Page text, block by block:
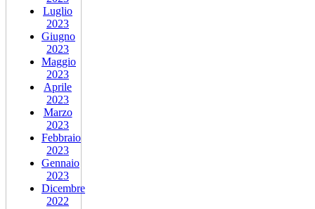
Luglio
2023
Giugno
2023
Maggio
2023
Aprile
2023
Marzo
2023
Febbraio
2023
Gennaio
2023
Dicembre
2022